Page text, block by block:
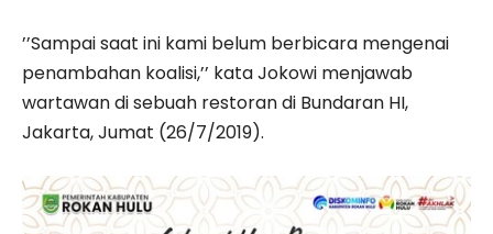
’’Sampai saat ini kami belum berbicara mengenai
penambahan koalisi,’’ kata Jokowi menjawab
wartawan di sebuah restoran di Bundaran HI,
Jakarta, Jumat (26/7/2019).